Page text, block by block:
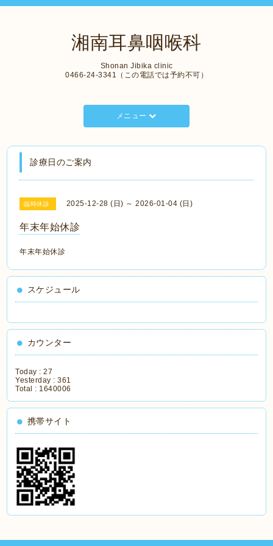
湘南耳鼻咽喉科
Shonan Jibika clinic
0466-24-3341（この電話では予約不可）
メニュー
診療日のご案内
臨時休診 2025-12-28 (日) ～ 2026-01-04 (日)
年末年始休診
年末年始休診
スケジュール
カウンター
Today :27
Yesterday :361
Total : 1640006
携帯サイト